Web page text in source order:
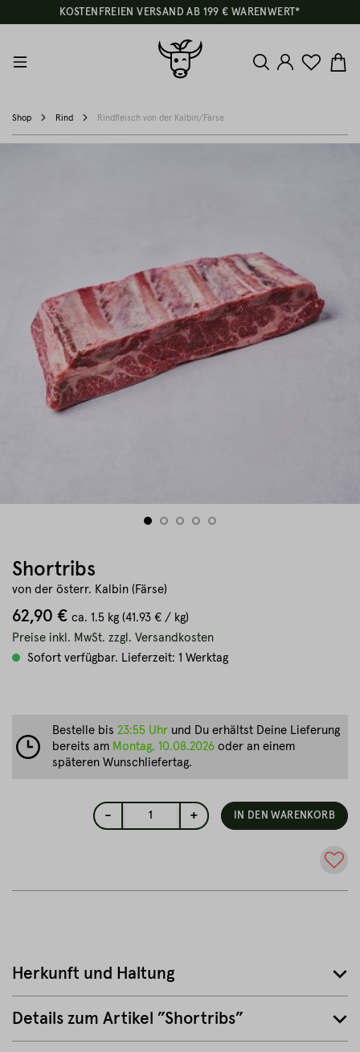
KOSTENFREIEN VERSAND AB 199 € WARENWERT*
Shop Rind Rindfleisch von der Kalbin/Färse
Shortribs
von der österr. Kalbin (Färse)
62,90 € ca. 1.5 kg (41.93 € / kg)
Preise inkl. MwSt. zzgl. Versandkosten
Sofort verfügbar. Lieferzeit: 1 Werktag
- 1 + IN DEN WARENKORB
Bestelle bis 23:55 Uhr und Du erhältst Deine Lieferung
bereits am Montag, 10.08.2026 oder an einem
späteren Wunschliefertag.
Herkunft und Haltung
Details zum Artikel ”Shortribs”